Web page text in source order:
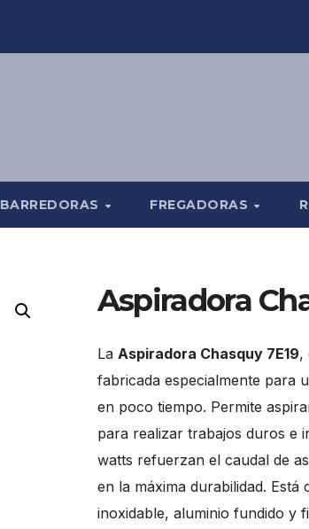
BARREDORAS FREGADORAS
Aspiradora
La Aspiradora Chasquy 7E19,
fabricada especialmente para
en poco tiempo. Permite
para realizar trabajos duros e
watts refuerzan el caudal de
en la máxima durabilidad.
inoxidable, aluminio fundido y